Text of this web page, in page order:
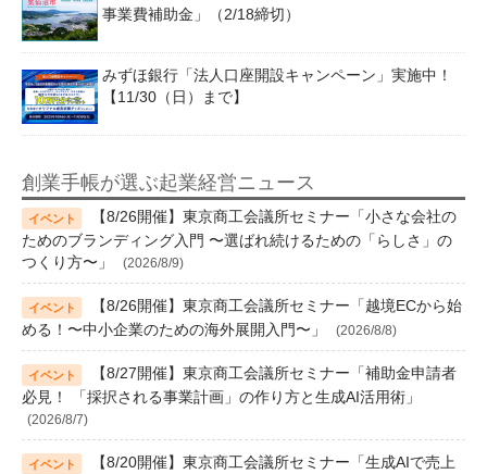
事業費補助金」（2/18締切）
みずほ銀行「法人口座開設キャンペーン」実施中！
【11/30（日）まで】
創業手帳が選ぶ起業経営ニュース
【8/26開催】東京商工会議所セミナー「小さな会社の
ためのブランディング入門 〜選ばれ続けるための「らしさ」の
つくり方〜」
(2026/8/9)
【8/26開催】東京商工会議所セミナー「越境ECから始
める！〜中小企業のための海外展開入門〜」
(2026/8/8)
【8/27開催】東京商工会議所セミナー「補助金申請者
必見！ 「採択される事業計画」の作り方と生成AI活用術」
(2026/8/7)
【8/20開催】東京商工会議所セミナー「生成AIで売上